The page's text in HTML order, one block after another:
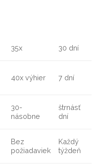
35x 30 dní
40x výhier 7 dní
30-
násobne
štrnásť
dní
Bez
požiadaviek
Každý
týždeň